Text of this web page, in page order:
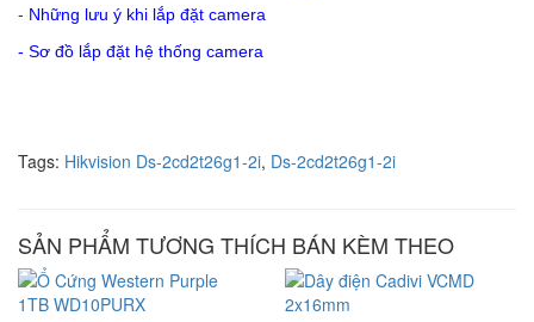
- Những lưu ý khi lắp đặt camera
- Sơ đồ lắp đặt hệ thống camera
Tags: Hikvision Ds-2cd2t26g1-2i, Ds-2cd2t26g1-2i
SẢN PHẨM TƯƠNG THÍCH BÁN KÈM THEO